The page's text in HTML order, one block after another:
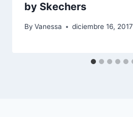
by Skechers
By Vanessa diciembre 16, 2017